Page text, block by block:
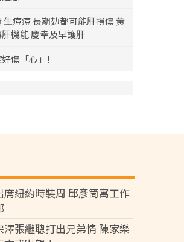
生痘痘 長期攰都可能肝損傷 黃
機能 慶幸及早護肝
傷「心」!
席紐約時裝周 邱彥筒寓工作
澤張繼聰打出兄弟情 陳家樂